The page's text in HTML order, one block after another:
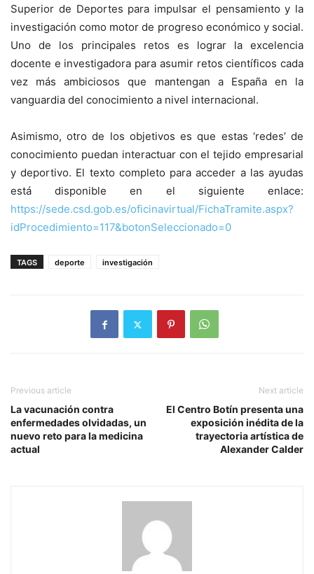
Superior de Deportes para impulsar el pensamiento y la
investigación como motor de progreso económico y social.
Uno de los principales retos es lograr la excelencia
docente e investigadora para asumir retos científicos cada
vez más ambiciosos que mantengan a España en la
vanguardia del conocimiento a nivel internacional.
Asimismo, otro de los objetivos es que estas ‘redes’ de
conocimiento puedan interactuar con el tejido empresarial
y deportivo. El texto completo para acceder a las ayudas
está disponible en el siguiente enlace:
https://sede.csd.gob.es/oficinavirtual/FichaTramite.aspx?
idProcedimiento=117&botonSeleccionado=0
TAGS deporte investigación
Previous article
La vacunación contra
enfermedades olvidadas, un
nuevo reto para la medicina
actual
Next article
El Centro Botín presenta una
exposición inédita de la
trayectoria artística de
Alexander Calder